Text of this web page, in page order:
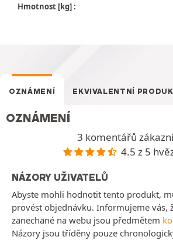
Hmotnost [kg] :
OZNÁMENÍ EKVIVALENTNÍ
OZNÁMENÍ
3 komentářů
4.5 z 5
NÁZORY UŽIVATELŮ
Abyste mohli hodnotit tento produkt,
provést objednávku. Informujeme vás,
zanechané na webu jsou předmětem
Názory jsou tříděny pouze